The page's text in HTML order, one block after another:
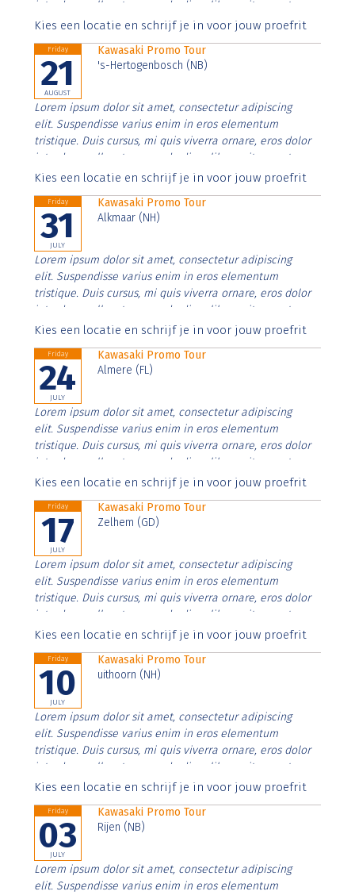
interdum nulla, ut commodo diam libero vitae erat.
Aenean faucibus nibh et justo cursus id rutrum lorem
Kies een locatie en schrijf je in voor jouw proefrit
Friday
21
AUGUST
Kawasaki Promo Tour
's-Hertogenbosch (NB)
Lorem ipsum dolor sit amet, consectetur adipiscing
elit. Suspendisse varius enim in eros elementum
tristique. Duis cursus, mi quis viverra ornare, eros dolor
interdum nulla, ut commodo diam libero vitae erat.
Aenean faucibus nibh et justo cursus id rutrum lorem
Kies een locatie en schrijf je in voor jouw proefrit
Friday
31
JULY
Kawasaki Promo Tour
Alkmaar (NH)
Lorem ipsum dolor sit amet, consectetur adipiscing
elit. Suspendisse varius enim in eros elementum
tristique. Duis cursus, mi quis viverra ornare, eros dolor
interdum nulla, ut commodo diam libero vitae erat.
Aenean faucibus nibh et justo cursus id rutrum lorem
Kies een locatie en schrijf je in voor jouw proefrit
Friday
24
JULY
Kawasaki Promo Tour
Almere (FL)
Lorem ipsum dolor sit amet, consectetur adipiscing
elit. Suspendisse varius enim in eros elementum
tristique. Duis cursus, mi quis viverra ornare, eros dolor
interdum nulla, ut commodo diam libero vitae erat.
Aenean faucibus nibh et justo cursus id rutrum lorem
Kies een locatie en schrijf je in voor jouw proefrit
Friday
17
JULY
Kawasaki Promo Tour
Zelhem (GD)
Lorem ipsum dolor sit amet, consectetur adipiscing
elit. Suspendisse varius enim in eros elementum
tristique. Duis cursus, mi quis viverra ornare, eros dolor
interdum nulla, ut commodo diam libero vitae erat.
Aenean faucibus nibh et justo cursus id rutrum lorem
Kies een locatie en schrijf je in voor jouw proefrit
Friday
10
JULY
Kawasaki Promo Tour
uithoorn (NH)
Lorem ipsum dolor sit amet, consectetur adipiscing
elit. Suspendisse varius enim in eros elementum
tristique. Duis cursus, mi quis viverra ornare, eros dolor
interdum nulla, ut commodo diam libero vitae erat.
Aenean faucibus nibh et justo cursus id rutrum lorem
Kies een locatie en schrijf je in voor jouw proefrit
Friday
03
JULY
Kawasaki Promo Tour
Rijen (NB)
Lorem ipsum dolor sit amet, consectetur adipiscing
elit. Suspendisse varius enim in eros elementum